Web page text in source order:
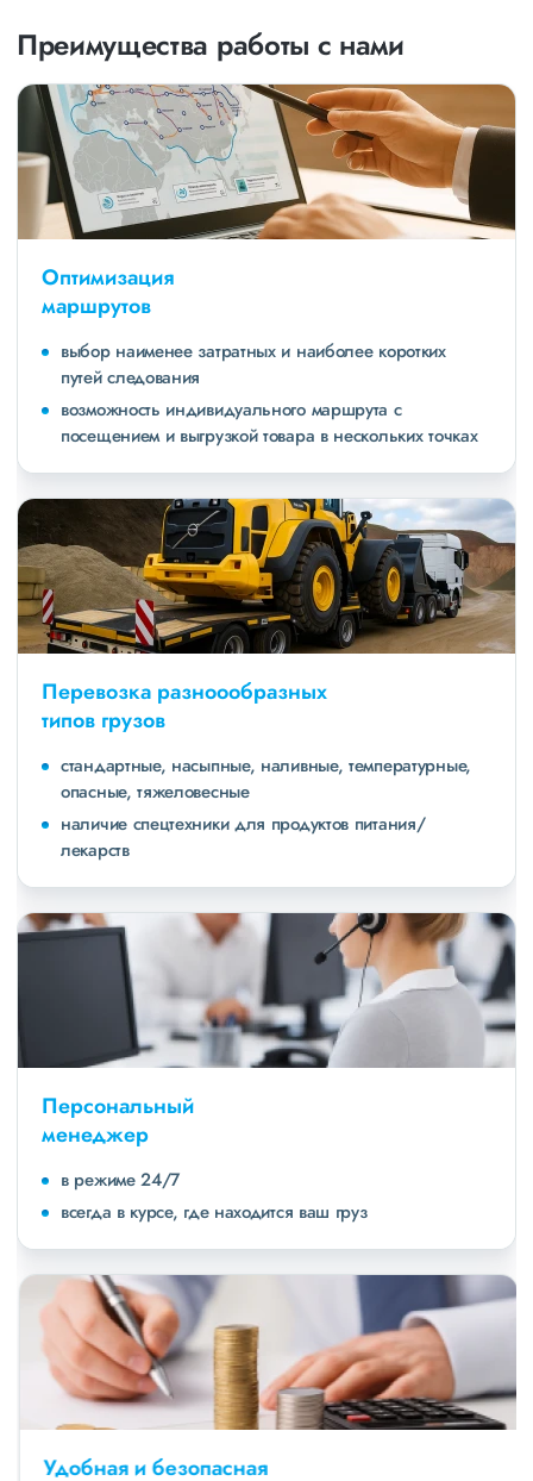
Преимущества работы с нами
Оптимизация
маршрутов
выбор наименее затратных и наиболее коротких
путей следования
возможность индивидуального маршрута с
посещением и выгрузкой товара в нескольких точках
Перевозка разноообразных
типов грузов
стандартные, насыпные, наливные, температурные,
опасные, тяжеловесные
наличие спецтехники для продуктов питания/
лекарств
Персональный
менеджер
в режиме 24/7
всегда в курсе, где находится ваш груз
Удобная и безопасная